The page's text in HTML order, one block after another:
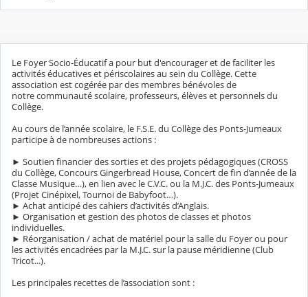
Le Foyer Socio-Éducatif a pour but d'encourager et de faciliter les
activités éducatives et périscolaires au sein du Collège. Cette
association est cogérée par des membres bénévoles de
notre communauté scolaire, professeurs, élèves et personnels du
Collège.
Au cours de l’année scolaire, le F.S.E. du Collège des Ponts-Jumeaux
participe à de nombreuses actions :
► Soutien financier des sorties et des projets pédagogiques (CROSS
du Collège, Concours Gingerbread House, Concert de fin d’année de la
Classe Musique…), en lien avec le C.V.C. ou la M.J.C. des Ponts-Jumeaux
(Projet Cinépixel, Tournoi de Babyfoot…).
► Achat anticipé des cahiers d’activités d’Anglais.
► Organisation et gestion des photos de classes et photos
individuelles.
► Réorganisation / achat de matériel pour la salle du Foyer ou pour
les activités encadrées par la M.J.C. sur la pause méridienne (Club
Tricot...).
Les principales recettes de l’association sont :